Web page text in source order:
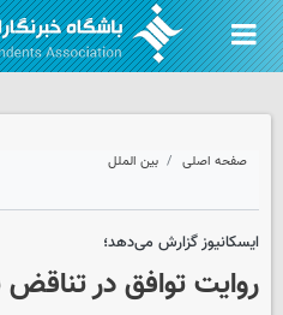
صفحه اصلی بین الملل
ایسکانیوز گزارش می‌دهد؛
روایت توافق در